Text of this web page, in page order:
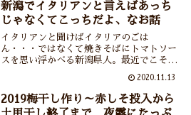
作り方を書きましたので熱々のほうじ茶と
共に召し上がれ。
新潟でイタリアンと言えばあっち
じゃなくてこっちだよ、なお話
イタリアンと聞けばイタリアのごは
ん・・・ではなくて焼きそばにトマトソー
スを思い浮かべる新潟県人。最近でこそＴ
どまだまだ全国的な知名度はあまり高くな
い模様。そこで新潟県人のソウルフード・
イタリアンの味やイタリアンの2大ブラン
2020.11.13
2019梅干し作り～赤しそ投入から